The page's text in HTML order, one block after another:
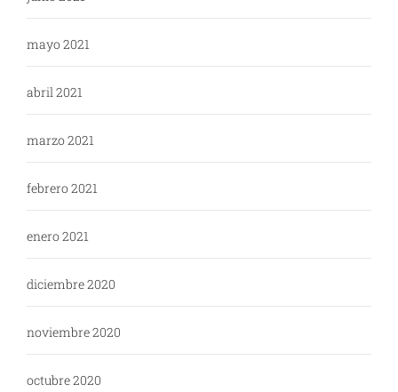
mayo 2021
abril 2021
marzo 2021
febrero 2021
enero 2021
diciembre 2020
noviembre 2020
octubre 2020